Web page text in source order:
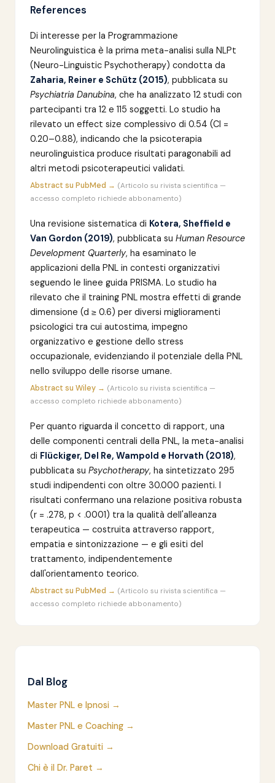
References
Di interesse per la Programmazione
Neurolinguistica è la prima meta-analisi sulla NLPt
(Neuro-Linguistic Psychotherapy) condotta da
Zaharia, Reiner e Schütz (2015), pubblicata su
Psychiatria Danubina, che ha analizzato 12 studi con
partecipanti tra 12 e 115 soggetti. Lo studio ha
rilevato un effect size complessivo di 0.54 (CI =
0.20–0.88), indicando che la psicoterapia
neurolinguistica produce risultati paragonabili ad
altri metodi psicoterapeutici validati.
Abstract su PubMed → (Articolo su rivista scientifica —
accesso completo richiede abbonamento)
Una revisione sistematica di Kotera, Sheffield e
Van Gordon (2019), pubblicata su Human Resource
Development Quarterly, ha esaminato le
applicazioni della PNL in contesti organizzativi
seguendo le linee guida PRISMA. Lo studio ha
rilevato che il training PNL mostra effetti di grande
dimensione (d ≥ 0.6) per diversi miglioramenti
psicologici tra cui autostima, impegno
organizzativo e gestione dello stress
occupazionale, evidenziando il potenziale della PNL
nello sviluppo delle risorse umane.
Abstract su Wiley → (Articolo su rivista scientifica —
accesso completo richiede abbonamento)
Per quanto riguarda il concetto di rapport, una
delle componenti centrali della PNL, la meta-analisi
di Flückiger, Del Re, Wampold e Horvath (2018),
pubblicata su Psychotherapy, ha sintetizzato 295
studi indipendenti con oltre 30.000 pazienti. I
risultati confermano una relazione positiva robusta
(r = .278, p < .0001) tra la qualità dell'alleanza
terapeutica — costruita attraverso rapport,
empatia e sintonizzazione — e gli esiti del
trattamento, indipendentemente
dall'orientamento teorico.
Abstract su PubMed → (Articolo su rivista scientifica —
accesso completo richiede abbonamento)
Dal Blog
Master PNL e Ipnosi →
Master PNL e Coaching →
Download Gratuiti →
Chi è il Dr. Paret →